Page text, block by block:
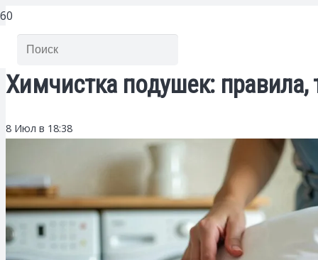
Химчистка подушек: правила,
8 Июл в 18:38